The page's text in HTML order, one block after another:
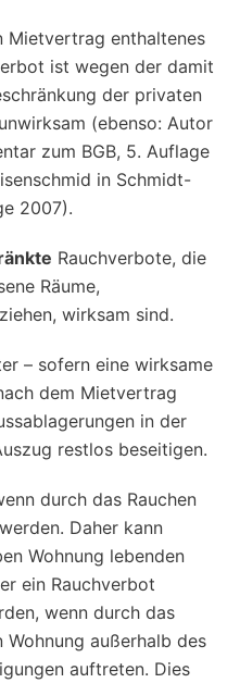
Mietvertrag enthaltenes
ist wegen der damit
der privaten
(ebenso: Autor
zum BGB, 5. Auflage
in Schmidt-
2007).
Rauchverbote, die
Räume,
wirksam sind.
– sofern eine wirksame
dem Mietvertrag
in der
restlos beseitigen.
durch das Rauchen
Daher kann
Wohnung lebenden
ein Rauchverbot
wenn durch das
Wohnung außerhalb des
auftreten. Dies